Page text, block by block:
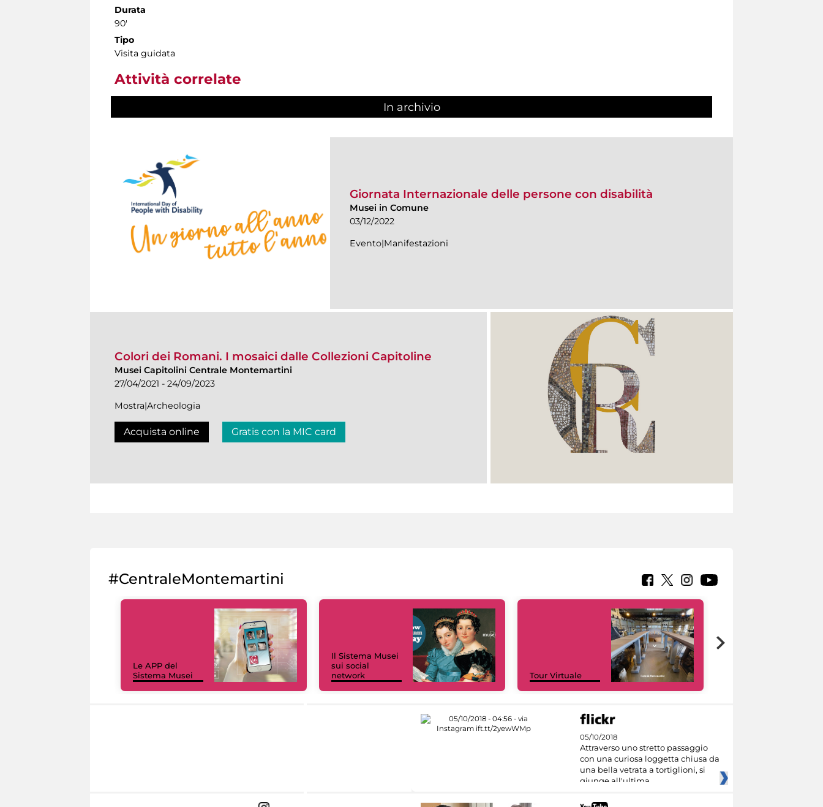
Durata
90'
Tipo
Visita guidata
Attività correlate
In archivio
Giornata Internazionale delle persone con disabilità
Musei in Comune
03/12/2022
Evento|Manifestazioni
Colori dei Romani. I mosaici dalle Collezioni Capitoline
Musei Capitolini Centrale Montemartini
27/04/2021 - 24/09/2023
Mostra|Archeologia
Acquista online Gratis con la MIC card
#CentraleMontemartini
Le APP del
Sistema Musei
Il Sistema Musei
sui social
network
Tour Virtuale
05/10/2018
Attraverso uno stretto passaggio
con una curiosa loggetta chiusa da
una bella vetrata a tortiglioni, si
giunge all'ultima